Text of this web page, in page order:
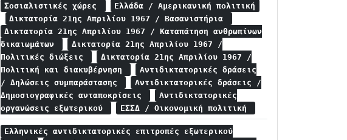
Σοσιαλιστικές χώρες
Ελλάδα / Αμερικανική πολιτική
Δικτατορία 21ης Απριλίου 1967 / Βασανιστήρια
Δικτατορία 21ης Απριλίου 1967 / Καταπάτηση ανθρωπίνων
δικαιωμάτων
Δικτατορία 21ης Απριλίου 1967 /
Πολιτικές διώξεις
Δικτατορία 21ης Απριλίου 1967 /
Πολιτική και διακυβέρνηση
Αντιδικτατορικές δράσεις
/ Δηλώσεις συμπαράστασης
Αντιδικτατορικές δράσεις /
Δημοσιογραφικές ανταποκρίσεις
Αντιδικτατορικές
οργανώσεις εξωτερικού
ΕΣΣΔ / Οικονομική πολιτική
Ελληνικές αντιδικτατορικές επιτροπές εξωτερικού